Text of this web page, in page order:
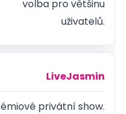
volba pro většinu
uživatelů.
LiveJasmin
privátní show.